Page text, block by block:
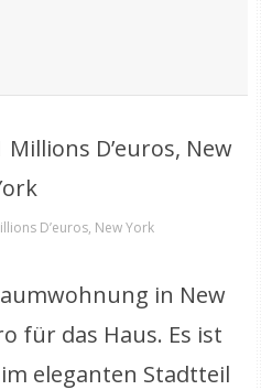
D’euros, New York
in New
für das Haus. Es ist
eleganten Stadtteil